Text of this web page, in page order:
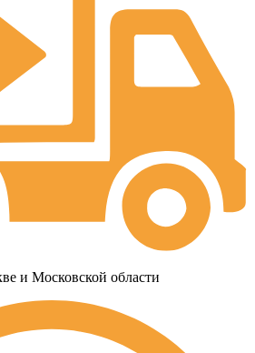
и Московской области